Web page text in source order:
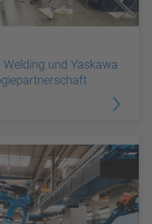
und Yaskawa